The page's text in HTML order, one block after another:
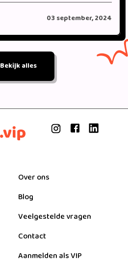
03 september, 2024
Bekijk alles
Over ons
Blog
Veelgestelde vragen
Contact
Aanmelden als VIP